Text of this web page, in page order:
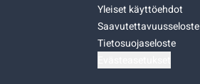
Yleiset käyttöehdot
Saavutettavuusseloste
Tietosuojaseloste